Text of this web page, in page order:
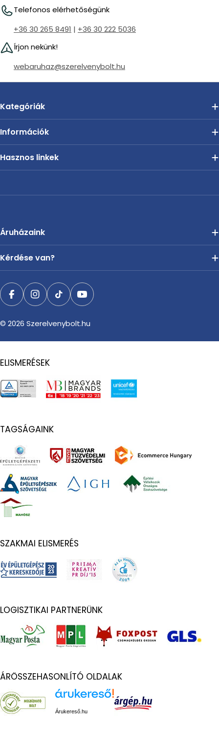
Telefonos elérhetőségünk
+36 30 265 8491 | +36 30 222 5036
Írjon nekünk!
webaruhaz@szerelvenybolt.hu
Kategóriák
Információk
Hasznos linkek
Áruházaink
Kérdése van?
FacebookInstagram
TikTokYouTube
© 2026 Szerelvenybolt.hu
ELISMERÉSEK
TAGSÁGAINK
SZAKMAI ELISMERÉS
LOGISZTIKAI PARTNERÜNK
ÁRÖSSZEHASONLÍTÓ OLDALAK
Árukereső.hu